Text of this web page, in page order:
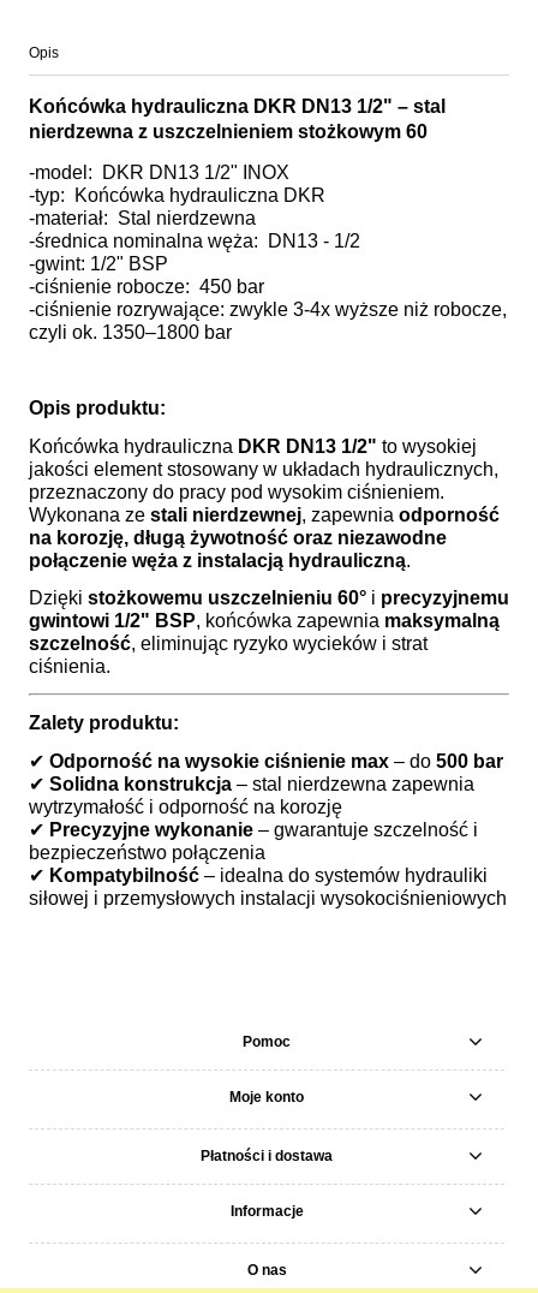
Opis
Końcówka hydrauliczna DKR DN13 1/2" – stal
nierdzewna z uszczelnieniem stożkowym 60
-model: DKR DN13 1/2" INOX
-typ: Końcówka hydrauliczna DKR
-materiał: Stal nierdzewna
-średnica nominalna węża: DN13 - 1/2
-gwint: 1/2" BSP
-ciśnienie robocze: 450 bar
-ciśnienie rozrywające: zwykle 3-4x wyższe niż robocze,
czyli ok. 1350–1800 bar
Opis produktu:
Końcówka hydrauliczna DKR DN13 1/2" to wysokiej
jakości element stosowany w układach hydraulicznych,
przeznaczony do pracy pod wysokim ciśnieniem.
Wykonana ze stali nierdzewnej, zapewnia odporność
na korozję, długą żywotność oraz niezawodne
połączenie węża z instalacją hydrauliczną.
Dzięki stożkowemu uszczelnieniu 60° i precyzyjnemu
gwintowi 1/2" BSP, końcówka zapewnia maksymalną
szczelność, eliminując ryzyko wycieków i strat
ciśnienia.
Zalety produktu:
✔ Odporność na wysokie ciśnienie max – do 500 bar
✔ Solidna konstrukcja – stal nierdzewna zapewnia
wytrzymałość i odporność na korozję
✔ Precyzyjne wykonanie – gwarantuje szczelność i
bezpieczeństwo połączenia
✔ Kompatybilność – idealna do systemów hydrauliki
siłowej i przemysłowych instalacji wysokociśnieniowych
Pomoc
Moje konto
Płatności i dostawa
Informacje
O nas